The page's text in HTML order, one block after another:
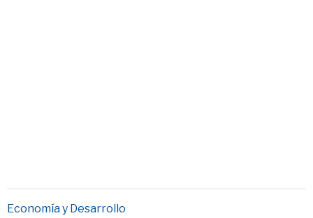
Economía y Desarrollo